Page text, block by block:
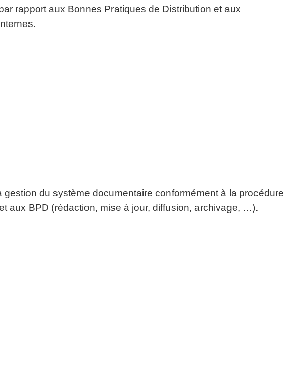
rapport aux Bonnes Pratiques de Distribution et aux
gestion du système documentaire conformément à la procédure
aux BPD (rédaction, mise à jour, diffusion, archivage, …).